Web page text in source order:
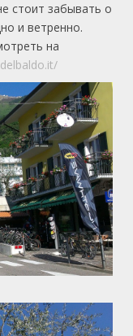
стоит забывать о
и ветренно.
на